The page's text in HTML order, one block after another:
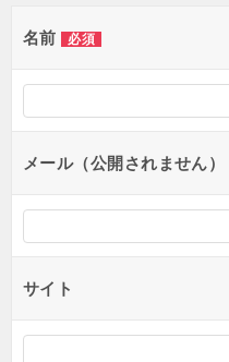
ゲ
名前 必須
メール（公開されません）
サイト